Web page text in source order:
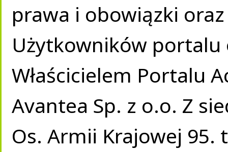
prawa i obowiązki
Użytkowników
Właścicielem Portalu
Avantea Sp. z o.o. Z
Os. Armii Krajowej 95.